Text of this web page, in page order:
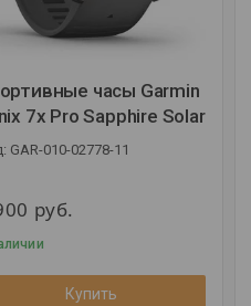
часы Garmin
7x Pro Sapphire Solar
GAR-010-02778-11
руб.
Купить